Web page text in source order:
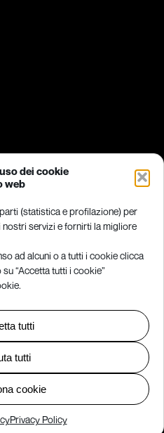
dei cookie
web
(statistica e profilazione) per
servizi e fornirti la migliore
ad alcuni o a tutti i cookie clicca
“Accetta tutti i cookie”
tutti
tutti
cookie
Privacy Policy